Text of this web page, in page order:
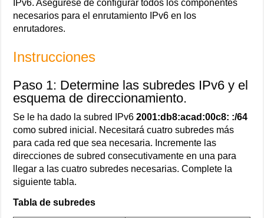
IPv6. Asegúrese de configurar todos los componentes
necesarios para el enrutamiento IPv6 en los
enrutadores.
Instrucciones
Paso 1: Determine las subredes IPv6 y el
esquema de direccionamiento.
Se le ha dado la subred IPv62001:db8:acad:00c8: :/64
como subred inicial. Necesitará cuatro subredes más
para cada red que sea necesaria. Incremente las
direcciones de subred consecutivamente en una para
llegar a las cuatro subredes necesarias. Complete la
siguiente tabla.
Tabla de subredes